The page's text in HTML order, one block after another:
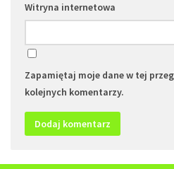
Witryna internetowa
Zapamiętaj moje dane w tej
kolejnych komentarzy.